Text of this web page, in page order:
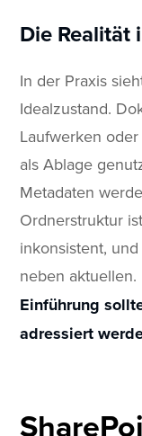
Die Realität
In der Praxis
Idealzustand.
Laufwerken
als Ablage
Metadaten
Ordnerstruktur
inkonsistent,
neben aktuellen.
Einführung
adressiert